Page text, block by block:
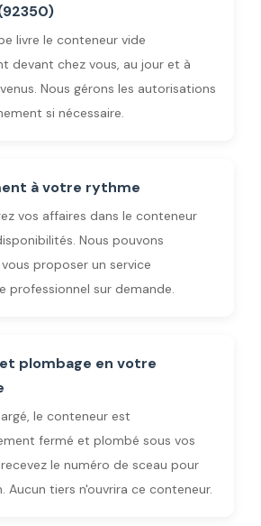
livre le conteneur vide
devant chez vous, au jour et à
Nous gérons les autorisations
si nécessaire.
à votre rythme
vos affaires dans le conteneur
Nous pouvons
proposer un service
professionnel sur demande.
plombage en votre
le conteneur est
fermé et plombé sous vos
le numéro de sceau pour
Aucun tiers n'ouvrira ce conteneur.